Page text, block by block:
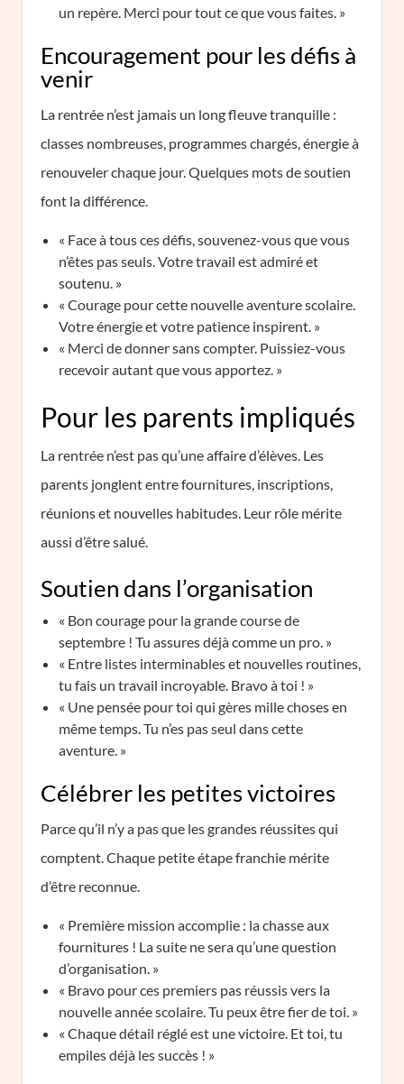
un repère. Merci pour tout ce que vous faites. »
Encouragement pour les défis à
venir
La rentrée n’est jamais un long fleuve tranquille :
classes nombreuses, programmes chargés, énergie à
renouveler chaque jour. Quelques mots de soutien
font la différence.
« Face à tous ces défis, souvenez-vous que vous
n’êtes pas seuls. Votre travail est admiré et
soutenu. »
« Courage pour cette nouvelle aventure scolaire.
Votre énergie et votre patience inspirent. »
« Merci de donner sans compter. Puissiez-vous
recevoir autant que vous apportez. »
Pour les parents impliqués
La rentrée n’est pas qu’une affaire d’élèves. Les
parents jonglent entre fournitures, inscriptions,
réunions et nouvelles habitudes. Leur rôle mérite
aussi d’être salué.
Soutien dans l’organisation
« Bon courage pour la grande course de
septembre ! Tu assures déjà comme un pro. »
« Entre listes interminables et nouvelles routines,
tu fais un travail incroyable. Bravo à toi ! »
« Une pensée pour toi qui gères mille choses en
même temps. Tu n’es pas seul dans cette
aventure. »
Célébrer les petites victoires
Parce qu’il n’y a pas que les grandes réussites qui
comptent. Chaque petite étape franchie mérite
d’être reconnue.
« Première mission accomplie : la chasse aux
fournitures ! La suite ne sera qu’une question
d’organisation. »
« Bravo pour ces premiers pas réussis vers la
nouvelle année scolaire. Tu peux être fier de toi. »
« Chaque détail réglé est une victoire. Et toi, tu
empiles déjà les succès ! »